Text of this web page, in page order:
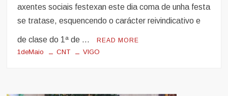
axentes sociais festexan este dia coma de unha festa
se tratase, esquencendo o carácter reivindicativo e
de clase do 1ª de … READ MORE
1deMaio CNT VIGO